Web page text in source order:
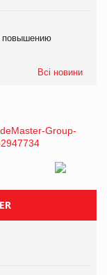
повышению
Всі новини